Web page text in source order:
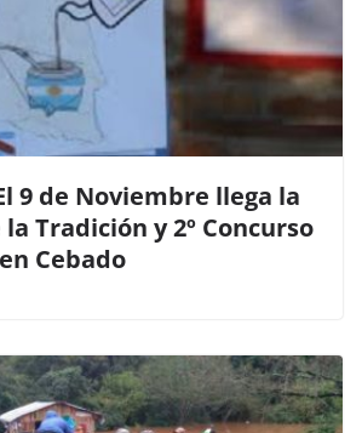
9 de Noviembre llega la
la Tradición y 2º Concurso
Cebado